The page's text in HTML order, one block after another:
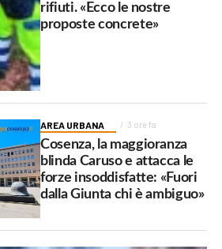
rifiuti. «Ecco le nostre
proposte concrete»
AREA URBANA 3 ore fa
Cosenza, la maggioranza
blinda Caruso e attacca le
forze insoddisfatte: «Fuori
dalla Giunta chi è ambiguo»